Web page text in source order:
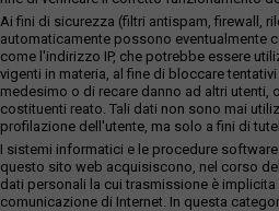
Ai fini di sicurezza (filtri antispam, firewall,
automaticamente possono eventualmente
come l'indirizzo IP, che potrebbe essere
vigenti in materia, al fine di bloccare
medesimo o di recare danno ad altri utenti,
costituenti reato. Tali dati non sono mai
profilazione dell'utente, ma solo a fini di
I sistemi informatici e le procedure
questo sito web acquisiscono, nel corso
dati personali la cui trasmissione è
comunicazione di Internet. In questa